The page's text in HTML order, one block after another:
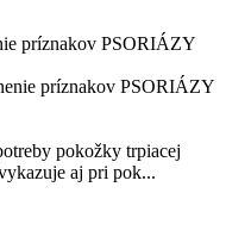
príznakov PSORIÁZY
pokožky trpiacej
aj pri pok...